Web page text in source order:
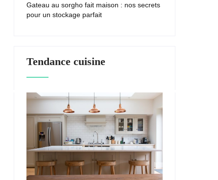
Gateau au sorgho fait maison : nos secrets
pour un stockage parfait
Tendance cuisine